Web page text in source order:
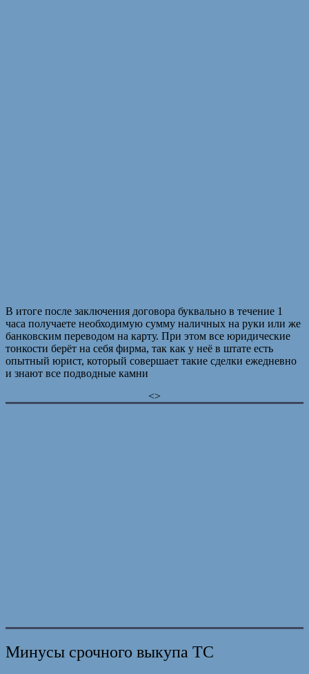
В итоге после заключения договора буквально в течение 1
часа получаете необходимую сумму наличных на руки или же
банковским переводом на карту. При этом все юридические
тонкости берёт на себя фирма, так как у неё в штате есть
опытный юрист, который совершает такие сделки ежедневно
и знают все подводные камни
<>
Минусы срочного выкупа ТС